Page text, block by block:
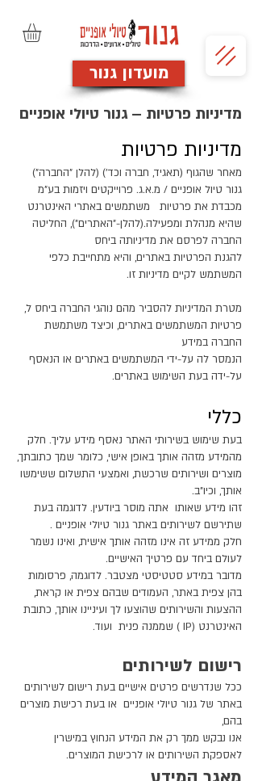
מועדון גנור
מדיניות פרטיות – גנור טיולי אופניים
מדיניות פרטיות
מאחר שהגוף (תאגיד, חברה וכד') (להלן "החברה")
גנור טיול אופניים / מ.א.ג. פרוייקטים ויזמות בע"מ
מכבדת את פרטיות משתמשים באתרי האינטרנט
שהיא מנהלת ומפעילה.(להלן-"האתרים"), החליטה
החברה לפרסם את מדיניותה ביחס
להגנת הפרטיות באתרים, והיא מתחייבת כלפי
המשתמש לקיים מדיניות זו.
מטרת המדיניות להסביר מהם נוהגי החברה ביחס ל,
פרטיות המשתמשים באתרים, וכיצד משתמשת
החברה במידע
הנמסר לה על-ידי המשתמשים באתרים או הנאסף
על-ידה בעת השימוש באתרים.
כללי
בעת שימוש בשירותי האתר נאסף מידע עליך. חלק
מהמידע מזהה אותך באופן אישי, כלומר שמך כתובתך,
מוצרים ושירותים שרכשת, ואמצעי התשלום ששימשו
אותך, וכיו"ב.
זהו מידע שאותו אתה מוסר ביודעין. לדוגמה בעת
שתירשם לשירותים באתר גנור טיולי אופניים .
חלק ממידע זה אינו מזהה אותך אישית, ואינו נשמר
לעולם ביחד עם פרטיך האישיים.
מדובר במידע סטטיסטי מצטבר. לדוגמה, פרסומות
בהן צפית באתר, העמודים שבהם צפית או קראת,
ההצעות והשירותים שהוצעו לך ועיניינו אותך, כתובת
האינטרנט (IP ) שממנה פנית ועוד.
רישום לשירותים
ככל שנדרשים פרטים אישיים בעת רישום לשירותים
באתר של גנור טיולי אופניים או בעת רכישת מוצרים
בהם,
אנו נבקש ממך רק את המידע הנחוץ במישרין
לאספקת השירותים או לרכישת המוצרים.